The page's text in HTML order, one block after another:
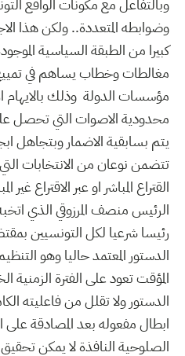
وبالتفاعل مع مكونات الواقع
وضوابطه المتعددة.. ولكن هذا
كبيرا من الطبقة السياسية
مغالطات وخطاب يساهم في
مؤسسات الدولة وذلك
محدودية الاصوات التي تحصل
يتم بسابقية الاضمار وبتجاهل
تتضمن نوعان من الانتخابات
القتراع المباشر او عبر الاقتراع
الرئيس منصف المرزوقي الذي
رئيسا شرعيا لكل التونسيين
الدستور المعتمد حاليا وهو
المؤقت تعود على الفترة
الدستور ولا تقلل من فاعليته
ابطال مفعوله بعد المصادقة
الصلوحية النافذة لا يمكن